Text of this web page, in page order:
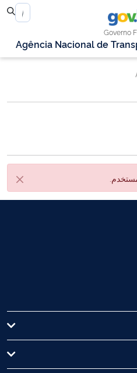
Governo
Agência Nacional de
أقفل